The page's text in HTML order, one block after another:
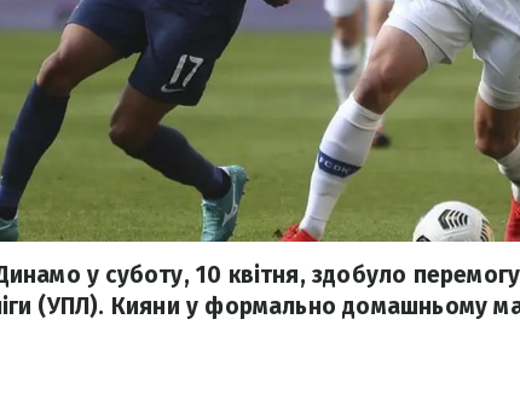
у суботу, 10 квітня, здобуло
(УПЛ). Кияни у формально домашньому